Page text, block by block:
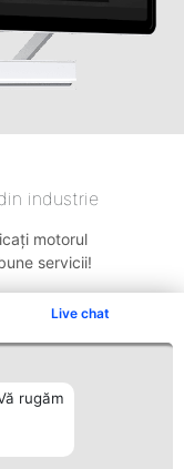
Live chat
rugăm
industrie
motorul
servicii!